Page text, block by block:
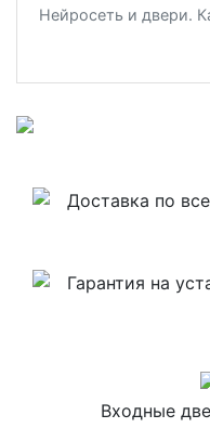
Нейросеть и двери.
Доставка по
Гарантия на
Входные